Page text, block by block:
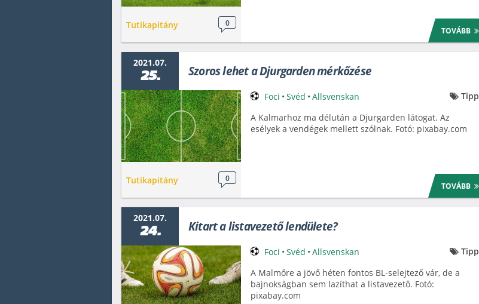
Tutikapitány 0
TOVÁBB
2021.07.
25. Szoros lehet a Djurgarden mérkőzése
Tutikapitány 0
Foci • Svéd • Allsvenskan
Tipp
A Kalmarhoz ma délután a Djurgarden látogat. Az
esélyek a vendégek mellett szólnak. Fotó: pixabay.com
TOVÁBB
2021.07.
24. Kitart a listavezető lendülete?
Foci • Svéd • Allsvenskan
Tipp
A Malmőre a jövő héten fontos BL-selejtező vár, de a
bajnokságban sem lazíthat a listavezető. Fotó:
pixabay.com